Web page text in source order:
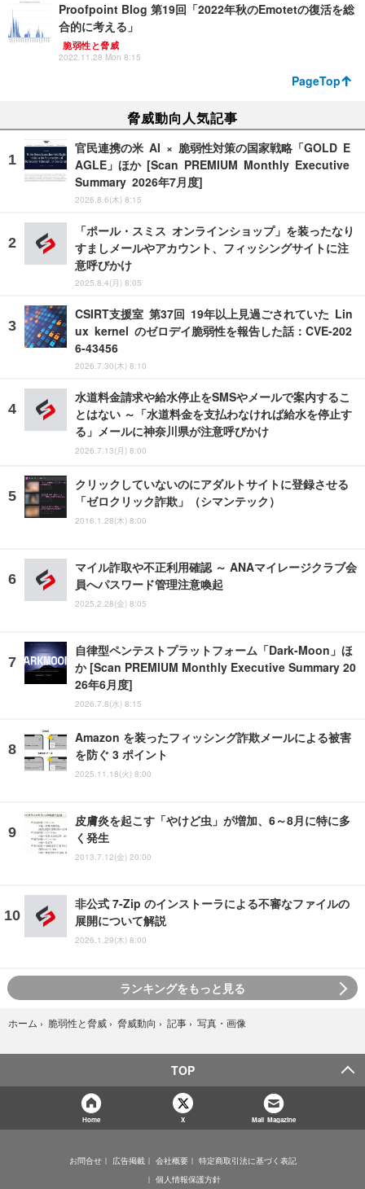
Proofpoint Blog 第19回「2022年秋のEmotetの復活を総
合的に考える」
脆弱性と脅威
2022.11.28 Mon 8:15
PageTop
脅威動向人気記事
官民連携の米 AI × 脆弱性対策の国家戦略「GOLD E
AGLE」ほか [Scan PREMIUM Monthly Executive
Summary 2026年7月度]
2026.8.6(木) 8:15
「ポール・スミス オンラインショップ」を装ったなり
すましメールやアカウント、フィッシングサイトに注
意呼びかけ
2025.8.4(月) 8:05
CSIRT支援室 第37回 19年以上見過ごされていた Lin
ux kernel のゼロデイ脆弱性を報告した話：CVE-202
6-43456
2026.7.30(木) 8:10
水道料金請求や給水停止をSMSやメールで案内するこ
とはない ～「水道料金を支払わなければ給水を停止す
る」メールに神奈川県が注意呼びかけ
2026.7.13(月) 8:00
クリックしていないのにアダルトサイトに登録させる
「ゼロクリック詐欺」（シマンテック）
2016.1.28(木) 8:00
マイル詐取や不正利用確認 ～ ANAマイレージクラブ会
員へパスワード管理注意喚起
2025.2.28(金) 8:05
自律型ペンテストプラットフォーム「Dark-Moon」ほ
か [Scan PREMIUM Monthly Executive Summary 20
26年6月度]
2026.7.8(水) 8:15
Amazon を装ったフィッシング詐欺メールによる被害
を防ぐ 3 ポイント
2025.11.18(火) 8:00
皮膚炎を起こす「やけど虫」が増加、6～8月に特に多
く発生
2013.7.12(金) 20:00
非公式 7-Zip のインストーラによる不審なファイルの
展開について解説
2026.1.29(木) 8:00
ランキングをもっと見る
ホーム › 脆弱性と脅威 › 脅威動向 › 記事 › 写真・画像
TOP
Home X Mail Magazine
お問合せ 広告掲載 会社概要
特定商取引法に基づく表記
個人情報保護方針